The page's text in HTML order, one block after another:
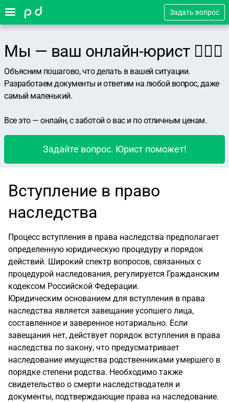
Задать вопрос
Мы — ваш онлайн-юрист 👨🏻‍⚖️
Объясним пошагово, что делать в вашей ситуации.
Разработаем документы и ответим на любой вопрос, даже
самый маленький.
Все это — онлайн, с заботой о вас и по отличным ценам.
Задайте вопрос. Юрист поможет!
Вступление в право
наследства
Процесс вступления в права наследства предполагает
определенную юридическую процедуру и порядок
действий. Широкий спектр вопросов, связанных с
процедурой наследования, регулируется Гражданским
кодексом Российской Федерации.
Юридическим основанием для вступления в права
наследства является завещание усопшего лица,
составленное и заверенное нотариально. Если
завещания нет, действует порядок вступления в права
наследства по закону, что предусматривает
наследование имущества родственниками умершего в
порядке степени родства. Необходимо также
свидетельство о смерти наследстводателя и
документы, подтверждающие права на наследование.